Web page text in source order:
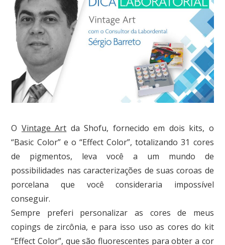
O Vintage Art da Shofu, fornecido em dois kits, o
“Basic Color” e o “Effect Color”, totalizando 31 cores
de pigmentos, leva você a um mundo de
possibilidades nas caracterizações de suas coroas de
porcelana que você consideraria impossível
conseguir.
Sempre preferi personalizar as cores de meus
copings de zircônia, e para isso uso as cores do kit
“Effect Color”, que são fluorescentes para obter a cor